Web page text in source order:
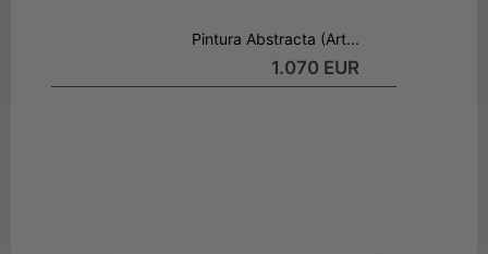
Pintura Abstracta (Art...
1.070 EUR